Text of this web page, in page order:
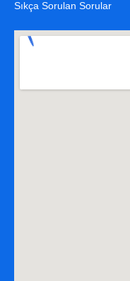
Sıkça Sorulan Sorular